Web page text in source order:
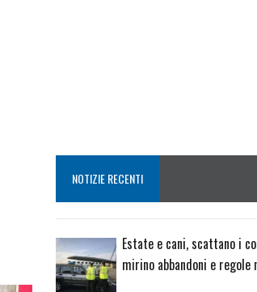
NOTIZIE RECENTI
Estate e cani, scattano i
mirino abbandoni e